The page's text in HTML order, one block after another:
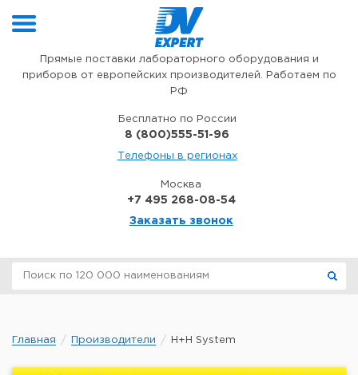
Прямые поставки лабораторного оборудования и
приборов от европейских производителей. Работаем по
РФ
Бесплатно по России
8 (800)555-51-96
Телефоны в регионах
Москва
+7 495 268-08-54
Заказать звонок
Главная Производители H+H System